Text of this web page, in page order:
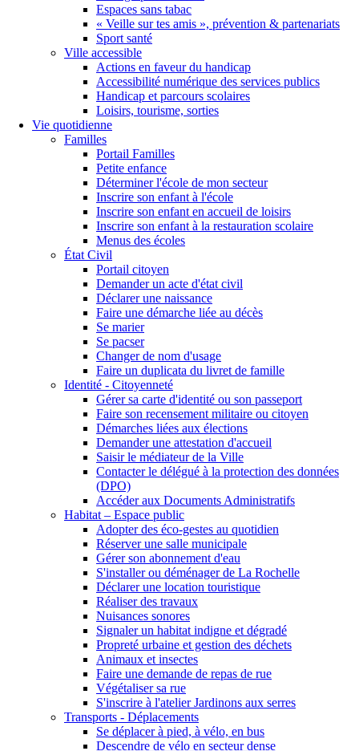
Espaces sans tabac
« Veille sur tes amis », prévention & partenariats
Sport santé
Ville accessible
Actions en faveur du handicap
Accessibilité numérique des services publics
Handicap et parcours scolaires
Loisirs, tourisme, sorties
Vie quotidienne
Familles
Portail Familles
Petite enfance
Déterminer l'école de mon secteur
Inscrire son enfant à l'école
Inscrire son enfant en accueil de loisirs
Inscrire son enfant à la restauration scolaire
Menus des écoles
État Civil
Portail citoyen
Demander un acte d'état civil
Déclarer une naissance
Faire une démarche liée au décès
Se marier
Se pacser
Changer de nom d'usage
Faire un duplicata du livret de famille
Identité - Citoyenneté
Gérer sa carte d'identité ou son passeport
Faire son recensement militaire ou citoyen
Démarches liées aux élections
Demander une attestation d'accueil
Saisir le médiateur de la Ville
Contacter le délégué à la protection des données
(DPO)
Accéder aux Documents Administratifs
Habitat – Espace public
Adopter des éco-gestes au quotidien
Réserver une salle municipale
Gérer son abonnement d'eau
S'installer ou déménager de La Rochelle
Déclarer une location touristique
Réaliser des travaux
Nuisances sonores
Signaler un habitat indigne et dégradé
Propreté urbaine et gestion des déchets
Animaux et insectes
Faire une demande de repas de rue
Végétaliser sa rue
S'inscrire à l'atelier Jardinons aux serres
Transports - Déplacements
Se déplacer à pied, à vélo, en bus
Descendre de vélo en secteur dense